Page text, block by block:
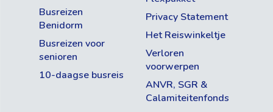
Busreizen
Benidorm
Busreizen voor
senioren
10-daagse busreis
Privacy Statement
Het Reiswinkeltje
Verloren
voorwerpen
ANVR, SGR &
Calamiteitenfonds